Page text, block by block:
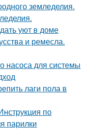
земледелия.
уют в доме
и ремесла.
насоса для системы
лаги пола в
по
парилки